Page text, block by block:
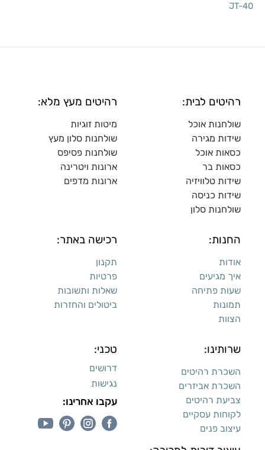
JT-40
רהיטים לבית:
שולחנות אוכל
שידות מגירה
כסאות אוכל
כסאות בר
שידות טלוויזיה
שידות כניסה
שולחנות סלון
רהיטים מעץ מלא:
מיטות זוגיות
שולחנות סלון מעץ
שולחנות פסיפס
ארונות ויטרינה
ארונות מדפים
החנות:
אודות
איך מגיעים
שעות פתיחה
תמונות
הצוות
רכישה באתר:
תקנון
פרטיות
שאלות ותשובות
ביטולים והחזרות
שרותינו:
השכרת רהיטים
השכרת אביזרים
צביעת רהיטים
לקוחות עסקיים
עיצוב פנים
טכני:
דרושים
נגישות
עקבו אחרינו: